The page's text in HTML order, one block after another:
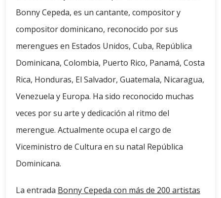
Bonny Cepeda, es un cantante, compositor y
compositor dominicano, reconocido por sus
merengues en Estados Unidos, Cuba, República
Dominicana, Colombia, Puerto Rico, Panamá, Costa
Rica, Honduras, El Salvador, Guatemala, Nicaragua,
Venezuela y Europa. Ha sido reconocido muchas
veces por su arte y dedicación al ritmo del
merengue. Actualmente ocupa el cargo de
Viceministro de Cultura en su natal República
Dominicana.
La entrada Bonny Cepeda con más de 200 artistas